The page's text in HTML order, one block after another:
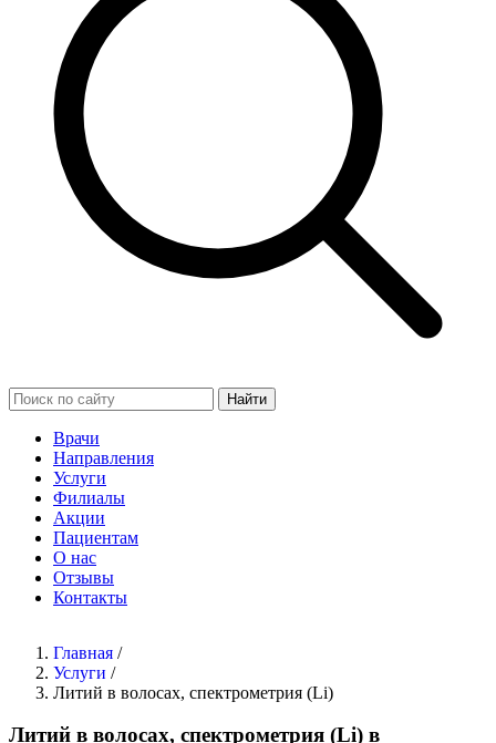
Найти
Врачи
Направления
Услуги
Филиалы
Акции
Пациентам
О нас
Отзывы
Контакты
Главная /
Услуги /
Литий в волосах, спектрометрия (Li)
Литий в волосах, спектрометрия (Li) в